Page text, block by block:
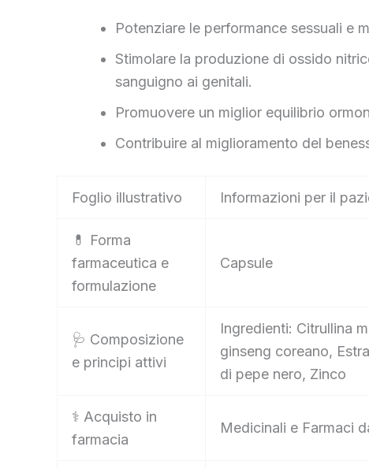
Potenziare le performance sessuali e
Stimolare la produzione di ossido
sanguigno ai genitali.
Promuovere un miglior equilibrio
Contribuire al miglioramento del
Foglio illustrativo Informazioni per il
💊 Forma
farmaceutica e
formulazione
Capsule
🩺 Composizione
e principi attivi
Ingredienti: Citrullina
ginseng coreano,
di pepe nero, Zinco
⚕️ Acquisto in
farmacia
Medicinali e Farmaci